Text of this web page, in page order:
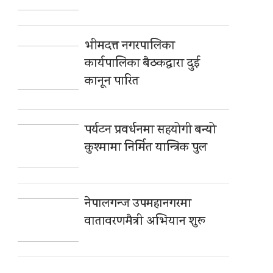
भीमदत्त नगरपालिका
कार्यपालिका बैठकद्वारा दुई
कानून पारित
पर्यटन प्रवर्धनमा सहयोगी बन्यो
कुश्मामा निर्मित यान्त्रिक पुल
नेपालगन्ज उपमहानगरमा
वातावरणमैत्री अभियान शुरू